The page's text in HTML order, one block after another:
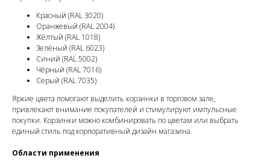
Красный (RAL 3020)
Оранжевый (RAL 2004)
Жёлтый (RAL 1018)
Зелёный (RAL 6023)
Синий (RAL 5002)
Чёрный (RAL 7016)
Серый (RAL 7035)
Яркие цвета помогают выделить корзинки в торговом зале,
привлекают внимание покупателей и стимулируют импульсные
покупки. Корзинки можно комбинировать по цветам или выбрать
единый стиль под корпоративный дизайн магазина.
Области применения